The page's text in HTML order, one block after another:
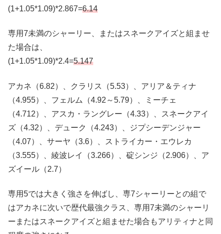
(1+1.05*1.09)*2.867=6.14
専用7未満のシャーリー、またはスネークアイズと組ませ
た場合は、
(1+1.05*1.09)*2.4=5.147
アカネ（6.82）、クラリス（5.53）、アリア＆ティナ
（4.955）、フェルム（4.92～5.79）、ミーチェ
（4.712）、アスカ・ラングレー（4.33）、スネークアイ
ズ（4.32）、デューク（4.243）、ジプシーデンジャー
（4.07）、サーヤ（3.6）、ストライカー・エウレカ
（3.555）、綾波レイ（3.266）、碇シンジ（2.906）、ア
ズイール（2.7）
専用5では大きく強さを伸ばし、専7シャーリーとの組で
はアカネに次いで歴代最強クラス、専用7未満のシャーリ
ーまたはスネークアイズと組ませた場合もアリティナと同